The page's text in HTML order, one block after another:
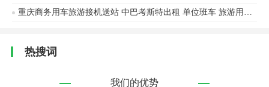
重庆商务用车旅游接机送站 中巴考斯特出租 单位班车 旅游用车会议用车接送机
热搜词
我们的优势